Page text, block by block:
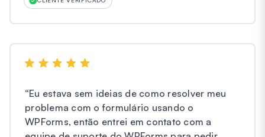
“Eu estava sem ideias de como resolver meu
problema com o formulário usando o
WPForms, então entrei em contato com a